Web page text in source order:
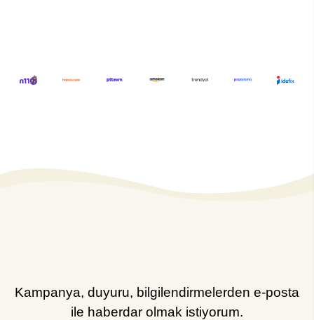
Kampanya, duyuru, bilgilendirmelerden e-posta
ile haberdar olmak istiyorum.